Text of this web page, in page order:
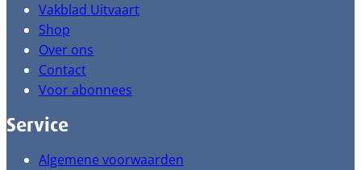
Vakblad Uitvaart
Shop
Over ons
Contact
Voor abonnees
Service
Algemene voorwaarden